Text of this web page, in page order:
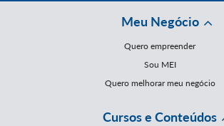
Meu Negócio
Quero empreender
Sou MEI
Quero melhorar meu negócio
Cursos e Conteúdos